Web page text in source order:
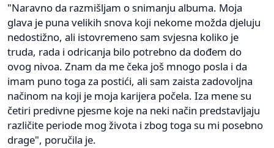
"Naravno da razmišljam o snimanju albuma. Moja
glava je puna velikih snova koji nekome možda djeluju
nedostižno, ali istovremeno sam svjesna koliko je
truda, rada i odricanja bilo potrebno da dođem do
ovog nivoa. Znam da me čeka još mnogo posla i da
imam puno toga za postići, ali sam zaista zadovoljna
načinom na koji je moja karijera počela. Iza mene su
četiri predivne pjesme koje na neki način predstavljaju
različite periode mog života i zbog toga su mi posebno
drage", poručila je.